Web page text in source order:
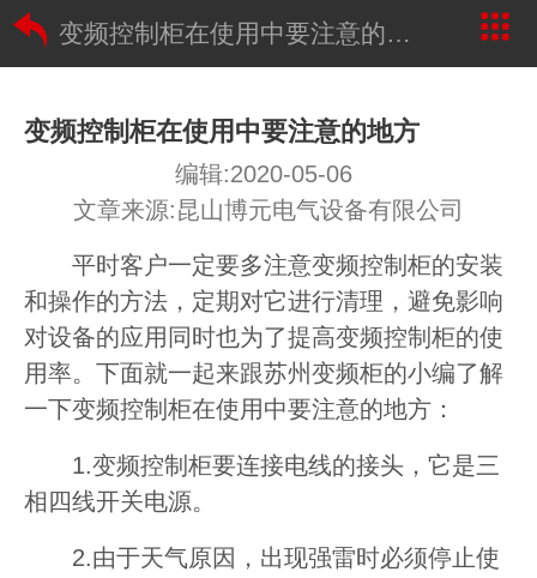
变频控制柜在使用中要注意的地方
变频控制柜在使用中要注意的地方
编辑:2020-05-06
文章来源:昆山博元电气设备有限公司
平时客户一定要多注意变频控制柜的安装
和操作的方法，定期对它进行清理，避免影响
对设备的应用同时也为了提高变频控制柜的使
用率。下面就一起来跟苏州变频柜的小编了解
一下变频控制柜在使用中要注意的地方：
1.变频控制柜要连接电线的接头，它是三
相四线开关电源。
2.由于天气原因，出现强雷时必须停止使